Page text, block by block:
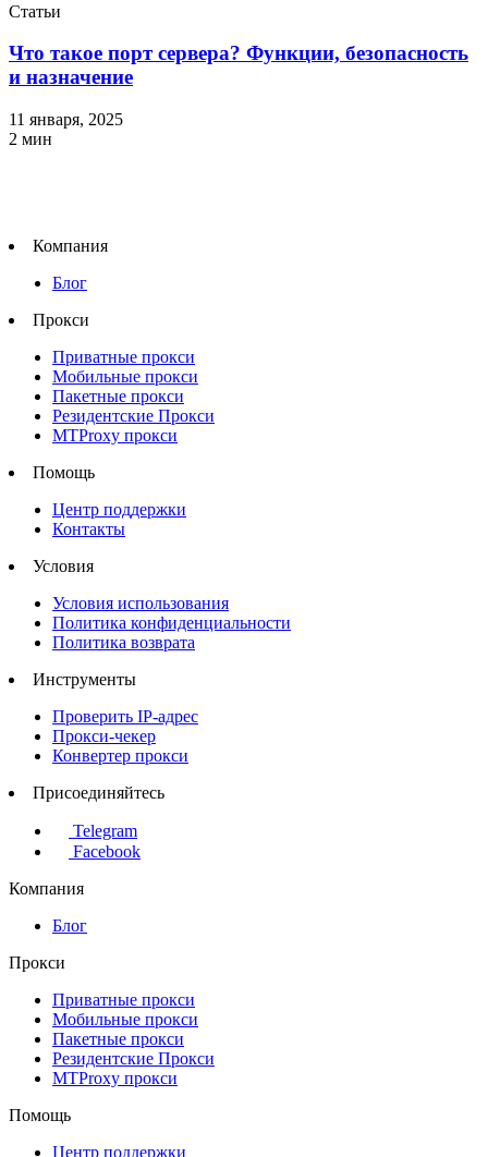
Статьи
Что такое порт сервера? Функции, безопасность
и назначение
11 января, 2025
2 мин
Компания
Блог
Прокси
Приватные прокси
Мобильные прокси
Пакетные прокси
Резидентские Прокси
MTProxy прокси
Помощь
Центр поддержки
Контакты
Условия
Условия использования
Политика конфиденциальности
Политика возврата
Инструменты
Проверить IP-адрес
Прокси-чекер
Конвертер прокси
Присоединяйтесь
Telegram
Facebook
Компания
Блог
Прокси
Приватные прокси
Мобильные прокси
Пакетные прокси
Резидентские Прокси
MTProxy прокси
Помощь
Центр поддержки